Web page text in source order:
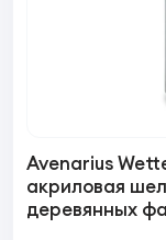
Avenarius
акриловая
деревянных